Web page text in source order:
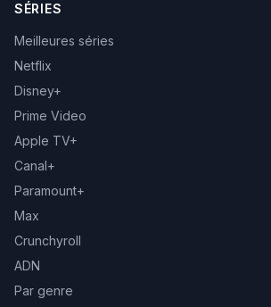
SÉRIES
Meilleures séries
Netflix
Disney+
Prime Video
Apple TV+
Canal+
Paramount+
Max
Crunchyroll
ADN
Par genre